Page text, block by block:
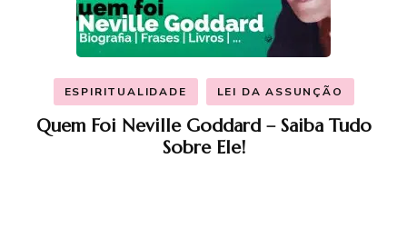
ESPIRITUALIDADE LEI DA ASSUNÇÃO
Quem Foi Neville Goddard – Saiba Tudo
Sobre Ele!